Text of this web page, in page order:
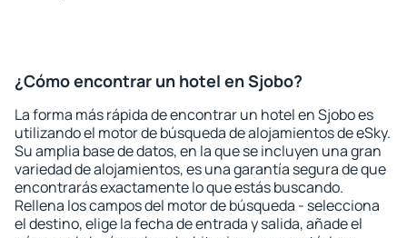
¿Cómo encontrar un hotel en Sjobo?
La forma más rápida de encontrar un hotel en Sjobo es
utilizando el motor de búsqueda de alojamientos de eSky.
Su amplia base de datos, en la que se incluyen una gran
variedad de alojamientos, es una garantía segura de que
encontrarás exactamente lo que estás buscando.
Rellena los campos del motor de búsqueda - selecciona
el destino, elige la fecha de entrada y salida, añade el